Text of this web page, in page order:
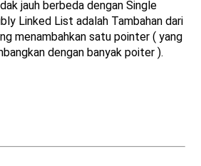
jauh berbeda dengan Single
Linked List adalah Tambahan dari
menambahkan satu pointer ( yang
dengan banyak poiter ).